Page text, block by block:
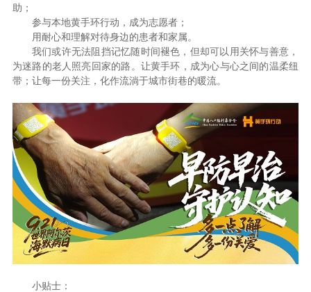
助；
参与本地黄手环行动，成为志愿者；
用耐心和理解对待身边的患者和家属。
我们或许无法阻挡记忆随时间褪色，但却可以用关怀与善意，
为迷路的老人照亮回家的路。让黄手环，成为心与心之间的温柔纽
带；让每一份关注，化作流淌于城市街巷的暖流。
小贴士：